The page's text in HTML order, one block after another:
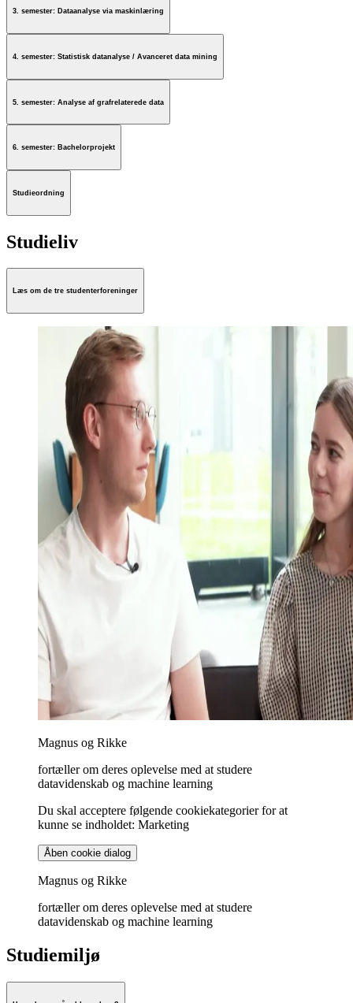
3. semester: Dataanalyse via maskinlæring
4. semester: Statistisk datanalyse / Avanceret data mining
5. semester: Analyse af grafrelaterede data
6. semester: Bachelorprojekt
Studieordning
Studieliv
Læs om de tre studenterforeninger
Magnus og Rikke
fortæller om deres oplevelse med at studere
datavidenskab og machine learning
Du skal acceptere følgende cookiekategorier for at
kunne se indholdet: Marketing
Åben cookie dialog
Magnus og Rikke
fortæller om deres oplevelse med at studere
datavidenskab og machine learning
Studiemiljø